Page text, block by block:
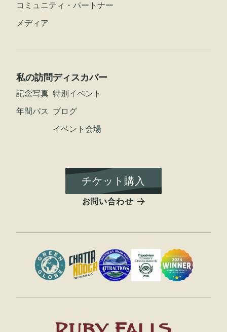
コミュニティ・パートナー
メディア
私の訪問
記念写真
年間パス
ディスカバー
特別イベント
ブログ
イベント会場
チケット購入
お問い合わせ